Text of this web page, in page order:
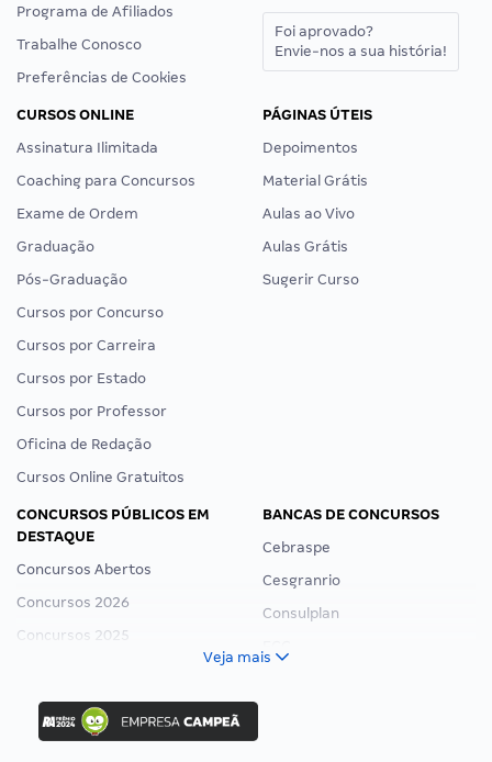
Programa de Afiliados
Trabalhe Conosco
Preferências de Cookies
Foi aprovado?
Envie-nos a sua história!
CURSOS ONLINE
Assinatura Ilimitada
Coaching para Concursos
Exame de Ordem
Graduação
Pós-Graduação
Cursos por Concurso
Cursos por Carreira
Cursos por Estado
Cursos por Professor
Oficina de Redação
Cursos Online Gratuitos
PÁGINAS ÚTEIS
Depoimentos
Material Grátis
Aulas ao Vivo
Aulas Grátis
Sugerir Curso
CONCURSOS PÚBLICOS EM
DESTAQUE
Concursos Abertos
Concursos 2026
Concursos 2025
Concurso Ibama
Concurso MPU
BANCAS DE CONCURSOS
Cebraspe
Cesgranrio
Consulplan
Veja mais